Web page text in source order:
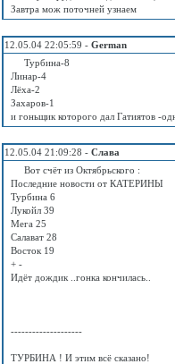
Завтра мож поточней узнаем
12.05.04 22:05:59 - German
Турбина-8
Линар-4
Лёха-2
Захаров-1
и гоньщик которого дал Гатиятов -
12.05.04 21:09:28 - Слава
Вот счёт из Октябрьского :
Последние новости от КАТЕРИНЫ
Турбина 6
Лукойл 39
Мега 25
Салават 28
Восток 19
+ -
Идёт дождик ..гонка кончилась..
--------------------
ТУРБИНА ! И этим всё сказано!